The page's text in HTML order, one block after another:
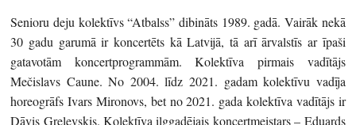
Senioru deju kolektīvs “Atbalss” dibināts 1989. gadā. Vairāk nekā
30 gadu garumā ir koncertēts kā Latvijā, tā arī ārvalstīs ar īpaši
gatavotām koncertprogrammām. Kolektīva pirmais vadītājs
Mečislavs Caune. No 2004. līdz 2021. gadam kolektīvu vadīja
horeogrāfs Ivars Mironovs, bet no 2021. gada kolektīva vadītājs ir
Dāvis Greļevskis. Kolektīva ilggadējais koncertmeistars – Eduards